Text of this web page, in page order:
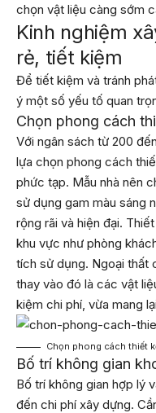
chọn vật liệu càng sớm
Kinh nghiệm
rẻ, tiết kiệm
Để tiết kiệm và tránh
ý một số yếu tố quan
Chọn phong cách
Với ngân sách từ 200
lựa chọn phong cách
phức tạp. Mẫu nhà nên
sử dụng gam màu sáng
rộng rãi và hiện đại.
khu vực như phòng
tích sử dụng. Ngoại thất
thay vào đó là các vật
kiệm chi phí, vừa mang
Chọn phong cách thiết
Bố trí không gian
Bố trí không gian hợp lý
đến chi phí xây dựng.